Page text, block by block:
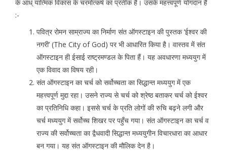
के आध् यात्मिक विकास के चरमोत्कर्ष का प्रतीक है। उसके महत्त्वपूर्ण योगदान हैं
:-
पवित्र रोमन साम्राज्य का निर्माण संत ऑगस्टाइन की पुस्तक ‘ईश्वर की
नगरी’ (The City of God) पर भी आधारित किया है। वास्तव में संत
ऑगस्टाइन ही ईसाई राष्ट्रमण्डल के पिता हैं। यह अवधारणा मध्ययुग में
एक विवाद का विषय रही।
संत ऑगस्टाइन का चर्च को सर्वोच्चता का सिद्धान्त मध्ययुग में एक
महत्त्वपूर्ण मुद्दा रहा। उसने राज्य से चर्च को श्रेष्ठ बताकर चर्च को ईश्वर
का प्रतिनिधि कहा। इससे चर्च के प्रति लोगों की रुचि बढ़ने लगी और
चर्च मध्ययुग में सर्वोच्च शिखर पर पहुँच गया। संत ऑगस्टाइन का चर्च व
राज्य की सर्वोच्चता का द्वैधवादी सिद्धान्त मध्ययुगीन विचारधारा का आधार
बन गया। यह संत ऑगस्टाइन की मौलिक देन है।